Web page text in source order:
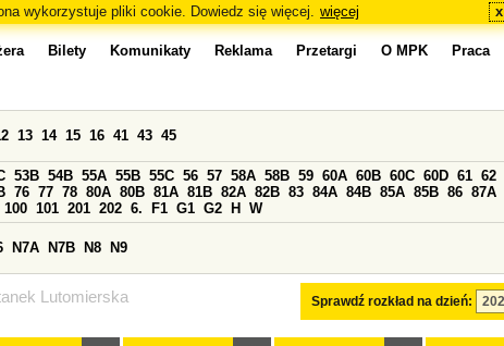
wykorzystuje pliki cookie. Dowiedz się więcej. więcej x
Lutomierska
Bilety Komunikaty Reklama Przetargi O MPK Praca
Sprawdź rozkład na dzień:
13 14 15 16 41 43 45
53B 54B 55A 55B 55C 56 57 58A 58B 59 60A 60B 60C 60D 61 62
76 77 78 80A 80B 81A 81B 82A 82B 83 84A 84B 85A 85B 86 87A
100 101 201 202 6. F1 G1 G2 H W
N7A N7B N8 N9